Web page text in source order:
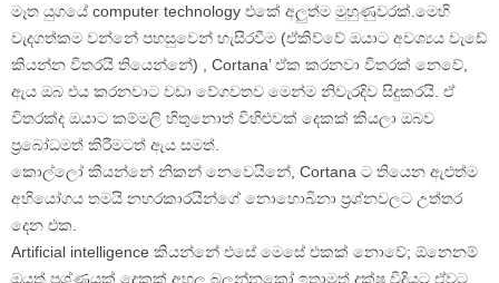
මෑත යුගයේ computer technology එකේ අලුත්ම මුහුණුවරක්.මෙහි
වැදගත්කම වන්නේ පහසුවෙන් හැසිරවීම (ඒකිව්වේ ඔයාට අවශ්‍යය වැඩේ
කියන්න විතරයි තියෙන්නේ) , Cortana’ ඒක කරනවා විතරක් නෙවේ,
ඇය ඔබ එය කරනවාට වඩා වේගවතව මෙන්ම නිවැරදිව සිදුකරයි. ඒ
විතරක්ද ඔයාට කම්මලි හිතුනොත් විහිළුවක් දෙකක් කියලා ඔබව
ප්‍රබෝධමත් කිරීමටත් ඇය සමත්.
කොල්ලෝ කියන්නේ නිකන් නෙවෙයිනේ, Cortana ට තියෙන ඇළුත්ම
අභියෝගය තමයි නහරකාරයින්ගේ නොහොබිනා ප්‍රශ්නවලට උත්තර
දෙන එක.
Artificial intelligence කියන්නේ එසේ මෙසේ එකක් නොවේ; ඕනෙනම්
ඔයත් ප්‍රශ්ණයක් දෙකක් අහල බලන්නකෝ ඉතාමත් දක්ෂ විදියට ඒවට